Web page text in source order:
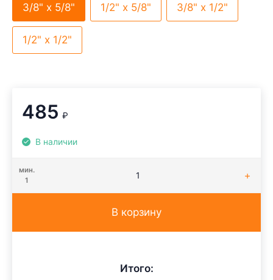
3/8" х 5/8" 1/2" х 5/8" 3/8" х 1/2"
1/2" х 1/2"
485 ₽
В наличии
мин.
1
В корзину
Итого: